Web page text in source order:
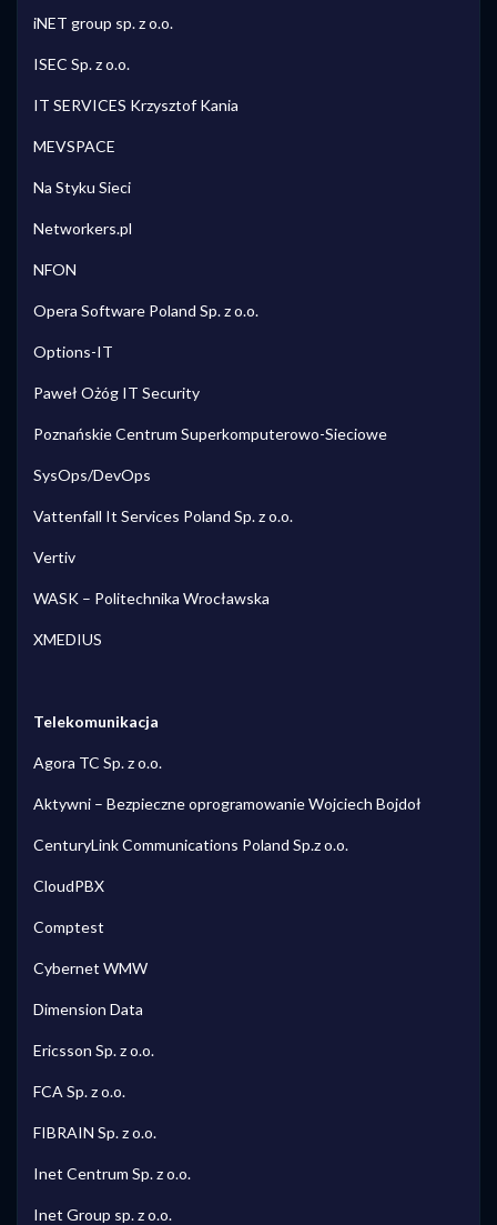
iNET group sp. z o.o.
ISEC Sp. z o.o.
IT SERVICES Krzysztof Kania
MEVSPACE
Na Styku Sieci
Networkers.pl
NFON
Opera Software Poland Sp. z o.o.
Options-IT
Paweł Ożóg IT Security
Poznańskie Centrum Superkomputerowo-Sieciowe
SysOps/DevOps
Vattenfall It Services Poland Sp. z o.o.
Vertiv
WASK – Politechnika Wrocławska
XMEDIUS
Telekomunikacja
Agora TC Sp. z o.o.
Aktywni – Bezpieczne oprogramowanie Wojciech Bojdoł
CenturyLink Communications Poland Sp.z o.o.
CloudPBX
Comptest
Cybernet WMW
Dimension Data
Ericsson Sp. z o.o.
FCA Sp. z o.o.
FIBRAIN Sp. z o.o.
Inet Centrum Sp. z o.o.
Inet Group sp. z o.o.